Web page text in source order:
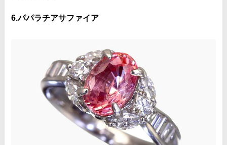
6.パパラチアサファイア